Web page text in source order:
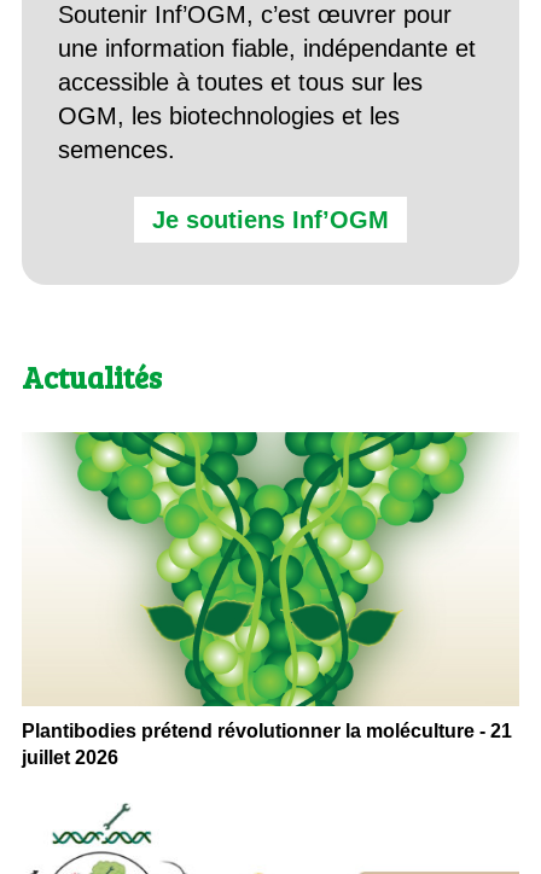
Soutenir Inf’OGM, c’est œuvrer pour
une information fiable, indépendante et
accessible à toutes et tous sur les
OGM, les biotechnologies et les
semences.
Je soutiens Inf’OGM
Actualités
Plantibodies prétend révolutionner la moléculture - 21
juillet 2026